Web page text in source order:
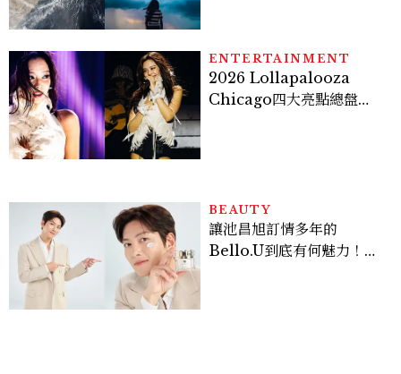
ENTERTAINMENT
2026 Lollapalooza
Chicago四大亮點總盤
BEAUTY
讓池昌旭訂情多年的
Bello.U到底有何魅力！揭